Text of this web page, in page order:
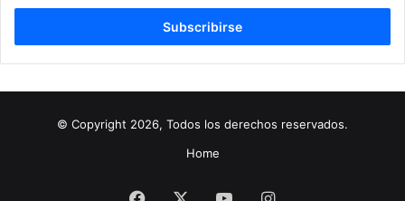
correo
© Copyright 2026, Todos los derechos reservados.
Home
Facebook YouTubeInstagram